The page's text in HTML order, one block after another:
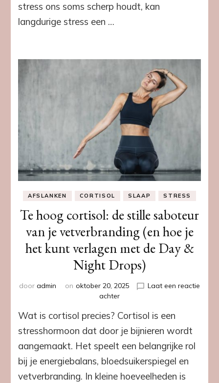
stress ons soms scherp houdt, kan
langdurige stress een …
AFSLANKEN CORTISOL SLAAP STRESS
Te hoog cortisol: de stille saboteur
van je vetverbranding (en hoe je
het kunt verlagen met de Day &
Night Drops)
door admin on oktober 20, 2025
Laat een reactie
achterop
hoog
cortisol:
de
stille
saboteur
van
je
Wat is cortisol precies? Cortisol is een
stresshormoon dat door je bijnieren wordt
aangemaakt. Het speelt een belangrijke rol
bij je energiebalans, bloedsuikerspiegel en
vetverbranding. In kleine hoeveelheden is